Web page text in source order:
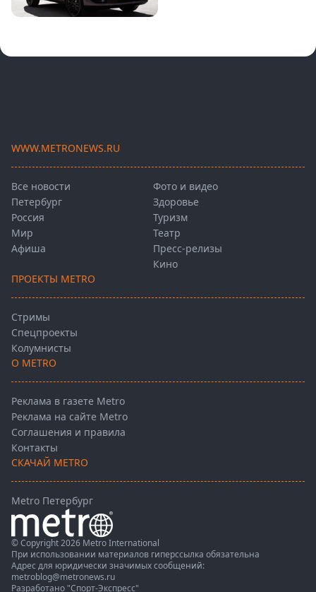
WWW.METRONEWS.RU
Все новости
Петербург
Россия
Мир
Афиша
Фото и видео
Здоровье
Туризм
Театр
Пресс-релизы
Кино
ПРОЕКТЫ METRO
Стримы
Спецпроекты
Колумнисты
О METRO
Реклама в газете Metro
Реклама на сайте Metro
Соглашения и правила
Контакты
СКАЧАЙ METRO
Metro Петербург
© Copyright 2026 Metro International
При использовании материалов гиперссылка обязательна
Адрес для юридически значимых сообщений:
metroblog@metronews.ru
Разработано "Спорт-Экспресс"